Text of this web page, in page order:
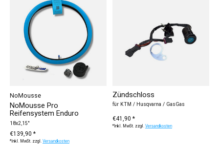
NoMousse
NoMousse Pro
Reifensystem Enduro
18x2,15"
€139,90 *
*Inkl. MwSt. zzgl.Versandkosten
Zündschloss
für KTM / Husqvarna / GasGas
€41,90 *
*Inkl. MwSt. zzgl.Versandkosten